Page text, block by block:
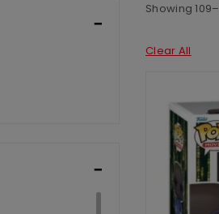
Showing 109–
Clear All